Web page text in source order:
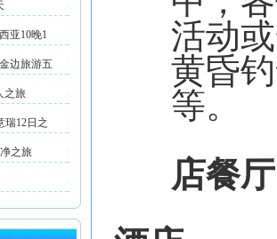
亚10晚1
边旅游五
之旅
瑞12日之
之旅
活动
黄昏
等。
店餐